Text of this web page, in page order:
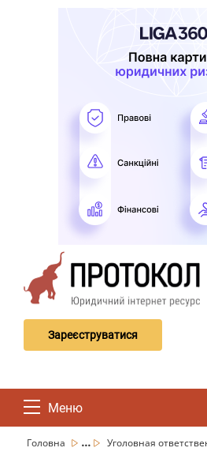
Зареєструватися
Меню
Головна ...
Уголовная